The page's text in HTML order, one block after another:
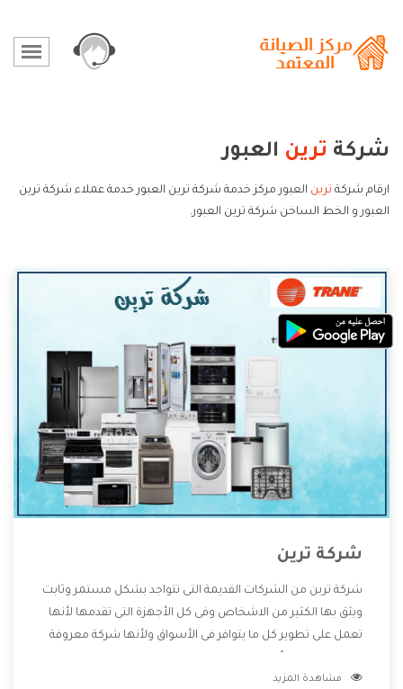
شركة ترين العبور
ارقام شركة ترين العبور مركز خدمة شركة ترين العبور خدمة عملاء شركة ترين
العبور و الخط الساخن شركة ترين العبور.
شركة ترين
شركة ترين من الشركات القديمة التى تتواجد بشكل مستمر وثابت
ويثق بها الكثير من الاشخاص وفى كل الأجهزة التى تقدمها لأنها
تعمل على تطوير كل ما يتوافر فى الأسواق ولأنها شركة معروفة
للعملاء أقوى العروض والخصومات التى تسهل على المستهلك
مشاهدة المزيد